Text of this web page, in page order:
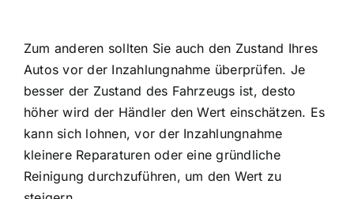
Zum anderen sollten Sie auch den Zustand Ihres
Autos vor der Inzahlungnahme überprüfen. Je
besser der Zustand des Fahrzeugs ist, desto
höher wird der Händler den Wert einschätzen. Es
kann sich lohnen, vor der Inzahlungnahme
kleinere Reparaturen oder eine gründliche
Reinigung durchzuführen, um den Wert zu